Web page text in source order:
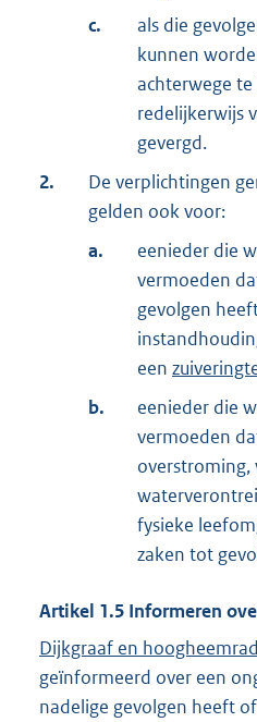
c.
als die
kunnen
achterwege
redelijkerwijs
gevergd.
2.
De verplichtingen
gelden ook voor:
a.
eenieder die
vermoeden
gevolgen
een
b.
eenieder die
vermoeden
fysieke
zaken tot
Artikel 1.5 Informeren
Dijkgraaf en
geïnformeerd over een
nadelige gevolgen heeft